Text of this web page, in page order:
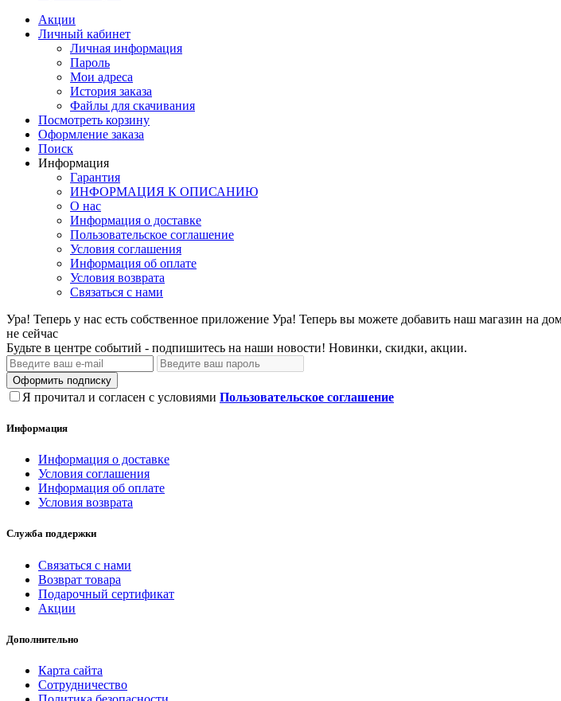
Акции
Личный кабинет
Личная информация
Пароль
Мои адреса
История заказа
Файлы для скачивания
Посмотреть корзину
Оформление заказа
Поиск
Информация
Гарантия
ИНФОРМАЦИЯ К ОПИСАНИЮ
О нас
Информация о доставке
Пользовательское соглашение
Условия соглашения
Информация об оплате
Условия возврата
Связаться с нами
Ура! Теперь у нас есть собственное приложение Ура! Теперь вы можете добавить наш магазин на
не сейчас
Будьте в центре событий - подпишитесь на наши новости! Новинки, скидки, акции.
Оформить подписку
Я прочитал и согласен с условиями Пользовательское соглашение
Информация
Информация о доставке
Условия соглашения
Информация об оплате
Условия возврата
Служба поддержки
Связаться с нами
Возврат товара
Подарочный сертификат
Акции
Дополнительно
Карта сайта
Сотрудничество